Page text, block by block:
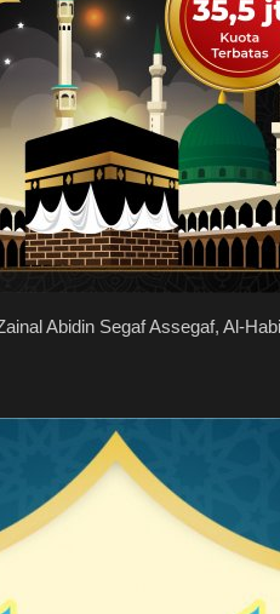
Abidin Segaf Assegaf, Al-